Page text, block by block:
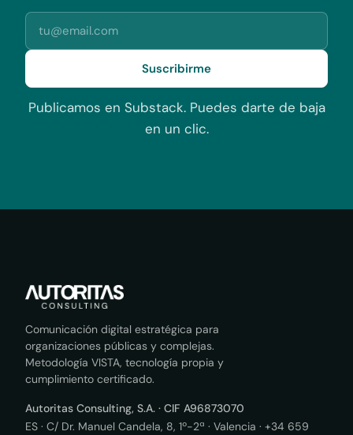
Suscribirme
Publicamos en Substack. Puedes darte de baja
en un clic.
Comunicación digital estratégica para
organizaciones públicas y complejas.
Metodología VISTA, tecnología propia y
cumplimiento certificado.
Autoritas Consulting, S.A. · CIF A96873070
ES · C/ Dr. Manuel Candela, 8, 1º-2ª · Valencia · +34 659